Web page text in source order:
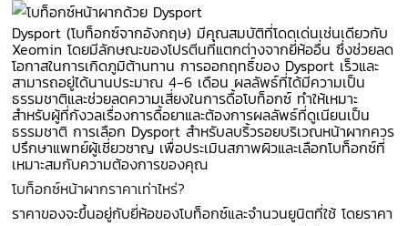
Dysport (โบท็อกซ์จากอังกฤษ) มีคุณสมบัติที่โดดเด่นเช่นเดียวกับ
Xeomin โดยมีลักษณะของโปรตีนที่แตกต่างจากยี่ห้ออื่น ซึ่งช่วยลด
โอกาสในการเกิดภูมิต้านทาน การออกฤทธิ์ของ Dysport เร็วและ
สามารถอยู่ได้นานประมาณ 4-6 เดือน ผลลัพธ์ที่ได้มีความเป็น
ธรรมชาติและช่วยลดความเสี่ยงในการดื้อโบท็อกซ์ ทำให้เหมาะ
สำหรับผู้ที่กังวลเรื่องการดื้อยาและต้องการผลลัพธ์ที่ดูเนียนเป็น
ธรรมชาติ การเลือก Dysport สำหรับลบริ้วรอยบริเวณหน้าผากควร
ปรึกษาแพทย์ผู้เชี่ยวชาญ เพื่อประเมินสภาพผิวและเลือกโบท็อกซ์ที่
เหมาะสมกับความต้องการของคุณ
โบท็อกซ์หน้าผากราคาเท่าไหร่?
ราคาของจะขึ้นอยู่กับยี่ห้อของโบท็อกซ์และจำนวนยูนิตที่ใช้ โดยราคา